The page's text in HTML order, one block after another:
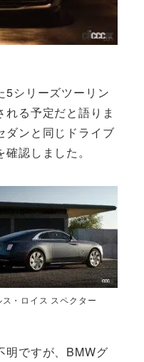
5シリーズツーリン
る予定だと語りま
ダンと同じドライブ
認しました。
ス・ロイス スペクター
明ですが、BMWグ